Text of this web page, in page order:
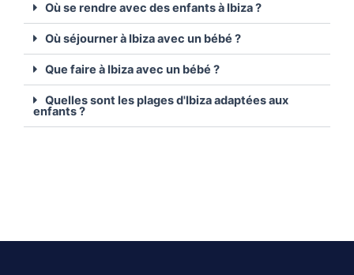
Où se rendre avec des enfants à Ibiza ?
Où séjourner à Ibiza avec un bébé ?
Que faire à Ibiza avec un bébé ?
Quelles sont les plages d'Ibiza adaptées aux
enfants ?